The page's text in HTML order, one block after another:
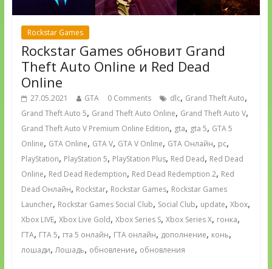
Rockstar Games
Rockstar Games обновит Grand
Theft Auto Online и Red Dead
Online
27.05.2021 GTA 0 Comments dlc, Grand Theft Auto,
Grand Theft Auto 5, Grand Theft Auto Online, Grand Theft Auto V,
Grand Theft Auto V Premium Online Edition, gta, gta 5, GTA 5
Online, GTA Online, GTA V, GTA V Online, GTA Онлайн, pc,
PlayStation, PlayStation 5, PlayStation Plus, Red Dead, Red Dead
Online, Red Dead Redemption, Red Dead Redemption 2, Red
Dead Онлайн, Rockstar, Rockstar Games, Rockstar Games
Launcher, Rockstar Games Social Club, Social Club, update, Xbox,
Xbox LIVE, Xbox Live Gold, Xbox Series S, Xbox Series X, гонка,
ГТА, ГТА 5, гта 5 онлайн, ГТА онлайн, дополнение, конь,
лошади,Лошадь, обновление, обновления